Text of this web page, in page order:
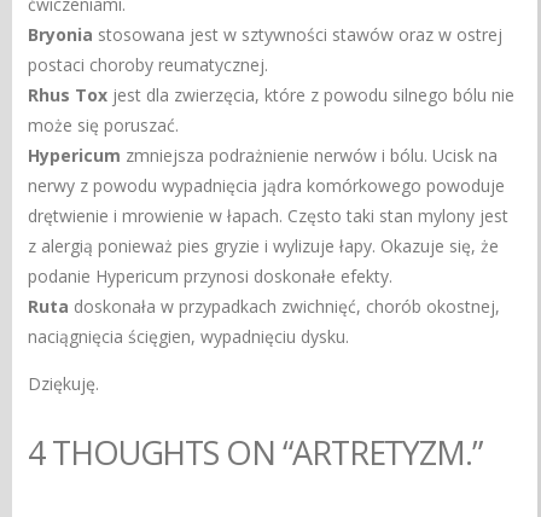
Bryonia stosowana jest w sztywności stawów oraz w ostrej
postaci choroby reumatycznej.
Rhus Tox jest dla zwierzęcia, które z powodu silnego bólu nie
może się poruszać.
Hypericum zmniejsza podrażnienie nerwów i bólu. Ucisk na
nerwy z powodu wypadnięcia jądra komórkowego powoduje
drętwienie i mrowienie w łapach. Często taki stan mylony jest
z alergią ponieważ pies gryzie i wylizuje łapy. Okazuje się, że
podanie Hypericum przynosi doskonałe efekty.
Ruta doskonała w przypadkach zwichnięć, chorób okostnej,
naciągnięcia ścięgien, wypadnięciu dysku.
Dziękuję.
4 THOUGHTS ON “ARTRETYZM.”